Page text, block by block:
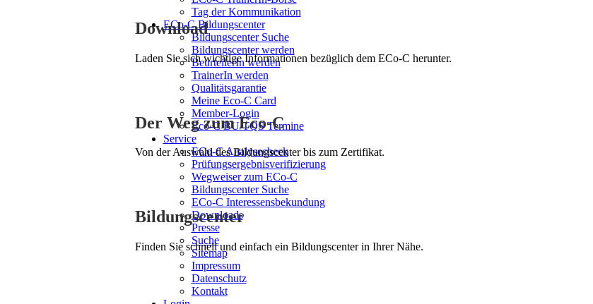
Tag der Kommunikation
ECo-C Bildungscenter
Bildungscenter Suche
Bildungscenter werden
BeurteilerIn werden
TrainerIn werden
Qualitätsgarantie
Meine Eco-C Card
Member-Login
Eco-C BU/TQS Termine
Service
ECo-C Analysecheck
Prüfungsergebnisverifizierung
Wegweiser zum ECo-C
Bildungscenter Suche
ECo-C Interessensbekundung
Downloads
Presse
Suche
Sitemap
Impressum
Datenschutz
Kontakt
Download
Laden Sie sich wichtige Informationen bezüglich dem ECo-C herunter.
Der Weg zum Eco-C
Von der Auswahl des Bildungscenter bis zum Zertifikat.
Bildungscenter
Finden Sie schnell und einfach ein Bildungscenter in Ihrer Nähe.